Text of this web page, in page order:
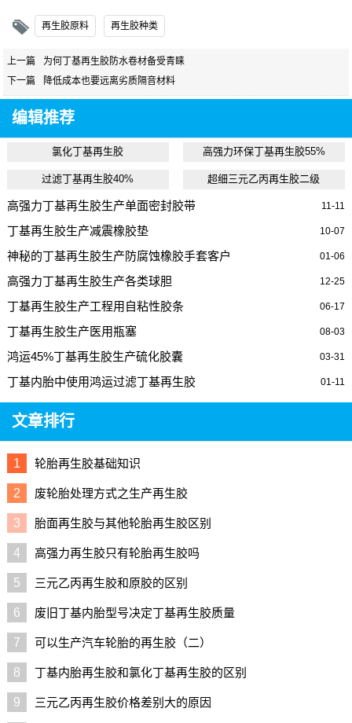
再生胶原料 再生胶种类
上一篇
为何丁基再生胶防水卷材备受青睐
下一篇
降低成本也要远离劣质隔音材料
编辑推荐
氯化丁基再生胶 高强力环保丁基再生胶55%
过滤丁基再生胶40% 超细三元乙丙再生胶二级
11-11
高强力丁基再生胶生产单面密封胶带
10-07
丁基再生胶生产减震橡胶垫
01-06
神秘的丁基再生胶生产防腐蚀橡胶手套客户
12-25
高强力丁基再生胶生产各类球胆
06-17
丁基再生胶生产工程用自粘性胶条
08-03
丁基再生胶生产医用瓶塞
03-31
鸿运45%丁基再生胶生产硫化胶囊
01-11
丁基内胎中使用鸿运过滤丁基再生胶
文章排行
1 轮胎再生胶基础知识
2 废轮胎处理方式之生产再生胶
3 胎面再生胶与其他轮胎再生胶区别
4 高强力再生胶只有轮胎再生胶吗
5 三元乙丙再生胶和原胶的区别
6 废旧丁基内胎型号决定丁基再生胶质量
7 可以生产汽车轮胎的再生胶（二）
8 丁基内胎再生胶和氯化丁基再生胶的区别
9 三元乙丙再生胶价格差别大的原因